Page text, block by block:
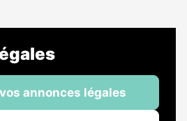
annonces légales